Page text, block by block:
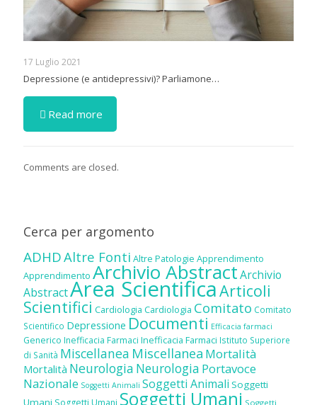
17 Luglio 2021
Depressione (e antidepressivi)? Parliamone…
Read more
Comments are closed.
Cerca per argomento
ADHDAltre Fonti Altre Patologie Apprendimento
Apprendimento Archivio AbstractArchivio
AbstractArea ScientificaArticoli
Scientifici Cardiologia Cardiologia Comitato Comitato
Scientifico Depressione Documenti Efficacia farmaci
Generico Inefficacia Farmaci Inefficacia Farmaci Istituto Superiore
di Sanità Miscellanea Miscellanea Mortalità
Mortalità Neurologia Neurologia Portavoce
Nazionale Soggetti Animali Soggetti Animali Soggetti
Umani
Soggetti Umani Soggetti